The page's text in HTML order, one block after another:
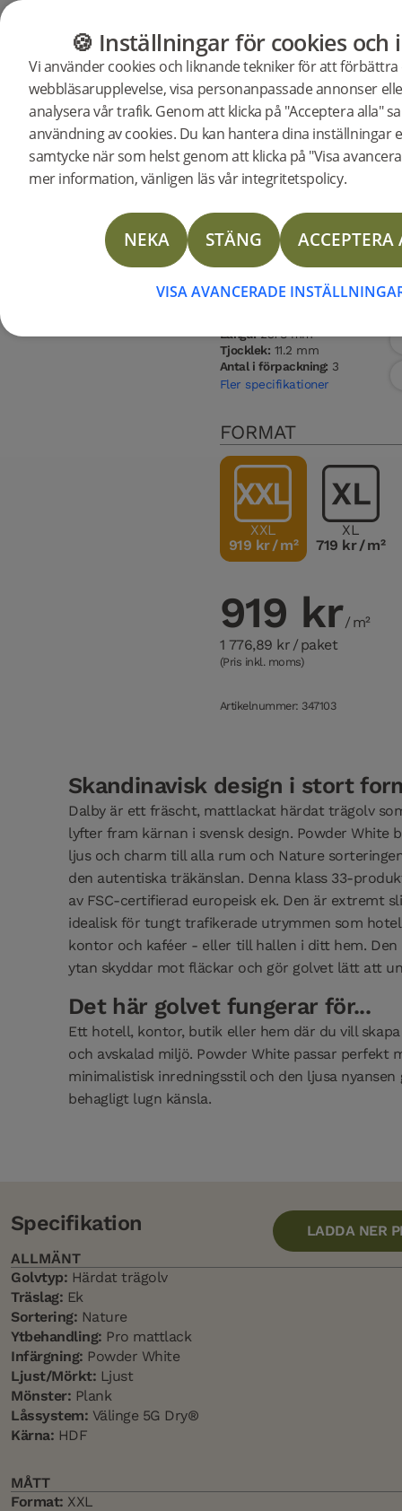
GOLV MÖBLER BUTIK OUTLET
🍪 Inställningar för cookies och
Vi använder cookies och liknande tekniker för att förbättra
webbläsarupplevelse, visa personanpassade annonser
analysera vår trafik. Genom att klicka på "Acceptera alla"
användning av cookies. Du kan hantera dina inställningar
samtycke när som helst genom att klicka på "Visa
mer information, vänligen läs vår integritetspolicy.
NEKA STÄNG ACCEPTERA
VISA AVANCERADE
Butik Golv Woodura Planks
Woodura Planks DALBY 3.0 XXL
Ek
Nature
Pro
Golvtyp:Härdat trägolv
Ytbehandling:Pro mattlack
Infärgning: Powder White
Längd:2378 mm
Tjocklek: 11.2 mm
Antal i förpackning: 3
Fler specifikationer
FORMAT
XXL
919 kr/ m²
XL
719 kr/ m²
919 kr/ m²
1 776,89 kr / paket
(Pris inkl. moms)
Artikelnummer: 347103
Skandinavisk design i stort
Dalby är ett fräscht, mattlackat härdat trägolv
lyfter fram kärnan i svensk design. Powder White
ljus och charm till alla rum och Nature
den autentiska träkänslan. Denna klass 33-
av FSC-certifierad europeisk ek. Den är extremt
idealisk för tungt trafikerade utrymmen som
kontor och kaféer - eller till hallen i ditt hem. Den
ytan skyddar mot fläckar och gör golvet lätt att
Det här golvet fungerar för...
Ett hotell, kontor, butik eller hem där du vill
och avskalad miljö. Powder White passar perfekt
minimalistisk inredningsstil och den ljusa nyansen
behagligt lugn känsla.
LADDA NER
Specifikation
ALLMÄNT
Golvtyp: Härdat trägolv
Träslag: Ek
Sortering: Nature
Ytbehandling: Pro mattlack
Infärgning: Powder White
Ljust/Mörkt: Ljust
Mönster: Plank
Låssystem: Välinge 5G Dry®
Kärna: HDF
MÅTT
Format: XXL